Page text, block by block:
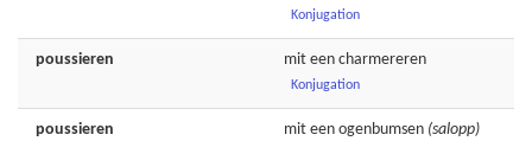
Konjugation
poussieren mit een charmereren
Konjugation
poussieren mit een ogenbumsen (salopp)